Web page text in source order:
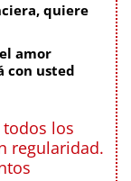
quiere
amor
con usted
todos los
regularidad.